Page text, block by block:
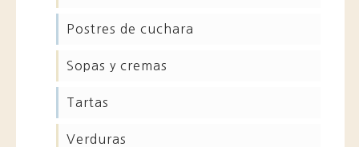
postres de cuchara
sopas y cremas
tartas
verduras